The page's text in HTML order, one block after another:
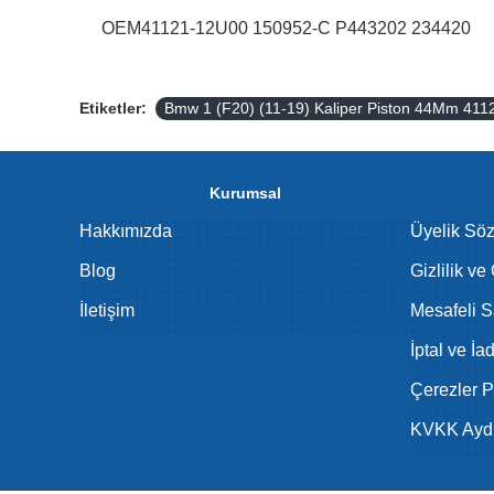
OEM41121-12U00 150952-C P443202 234420
Etiketler: Bmw 1 (F20) (11-19) Kaliper Piston 44Mm
Kurumsal
Hakkımızda
Blog
İletişim
Üyelik
Gizlilik ve
Mesafeli
İptal ve
Çerezler
KVKK